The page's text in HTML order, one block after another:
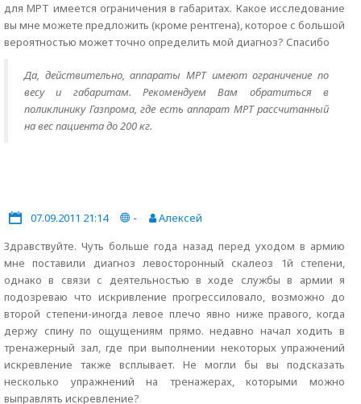
для МРТ имеется ограничения в габаритах. Какое исследование
вы мне можете предложить (кроме рентгена), которое с большой
вероятностью может точно определить мой диагноз? Спасибо
Да, действительно, аппараты МРТ имеют ограничение по
весу и габаритам. Рекомендуем Вам обратиться в
поликлинику Газпрома, где есть аппарат МРТ рассчитанный
на вес пациента до 200 кг.
07.09.2011 21:14 -
Алексей
Здравствуйте. Чуть больше года назад перед уходом в армию
мне поставили диагноз левосторонный скалеоз 1й степени,
однако в связи с деятельностью в ходе службы в армии я
подозреваю что искривление прогрессиловало, возможно до
второй степени-иногда левое плечо явно ниже правого, когда
держу спину по ощущениям прямо. недавно начал ходить в
тренажерный зал, где при выполнении некоторых упражнений
искревление также всплывает. Не могли бы вы подсказать
несколько упражнений на тренажерах, которыми можно
выправлять искревление?